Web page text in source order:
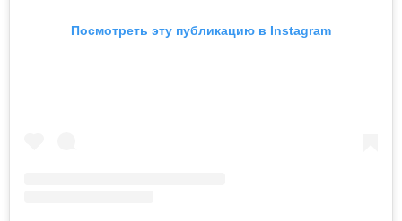
Посмотреть эту публикацию в Instagram